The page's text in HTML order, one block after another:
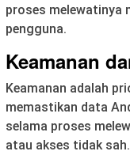
proses melewatinya
pengguna.
Keamanan
Keamanan adalah
memastikan data
selama proses
atau akses tidak sah.